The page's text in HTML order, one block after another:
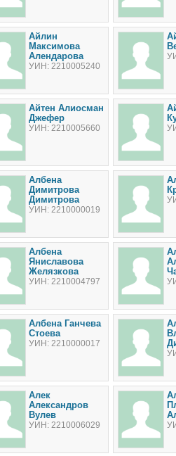
Айлин
Максимова
Алендарова
УИН: 2210005240
Айтен Алиосман
Джефер
УИН: 2210005660
Албена
Димитрова
Димитрова
УИН: 2210000019
Албена
Яниславова
Желязкова
УИН: 2210004797
Албена Ганчева
Стоева
УИН: 2210000017
Алек
Александров
Вулев
УИН: 2210006029